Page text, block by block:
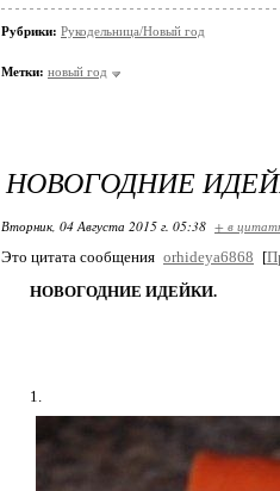
Рубрики: Рукодельница/Новый год
Метки: новый год
НОВОГОДНИЕ
Вторник, 04 Августа 2015 г. 05:38 + в
Это цитата сообщения orhideya6868 [
НОВОГОДНИЕ ИДЕЙКИ.
1.